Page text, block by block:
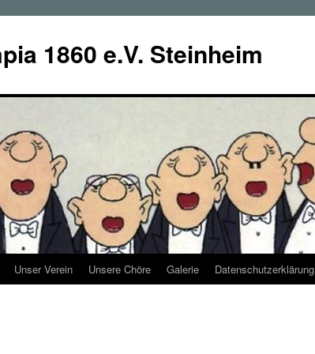
1860 e.V. Steinheim
Unser Verein Unsere Chöre Galerie Datenschutzerklärung